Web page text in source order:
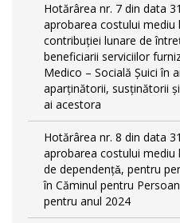
Hotărârea nr. 7 din data
aprobarea costului mediu
contribuției lunare de
beneficiarii serviciilor
Medico – Socială Șuici în
aparținătorii, susținătorii
ai acestora
Hotărârea nr. 8 din data
aprobarea costului mediu
de dependențǎ, pentru
în Căminul pentru
pentru anul 2024